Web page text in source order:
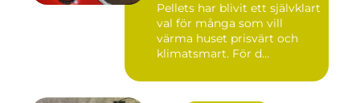
Pellets har blivit ett självklart
val för många som vill
värma huset prisvärt och
klimatsmart. För d...